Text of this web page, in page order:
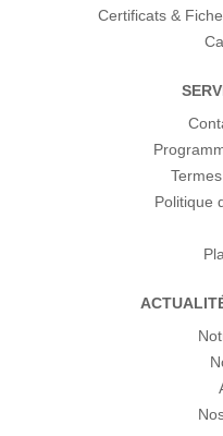
Certificats &
Politique